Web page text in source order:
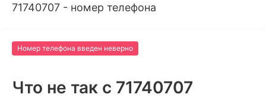
71740707 - номер телефона
Номер телефона введен неверно
Что не так c 71740707